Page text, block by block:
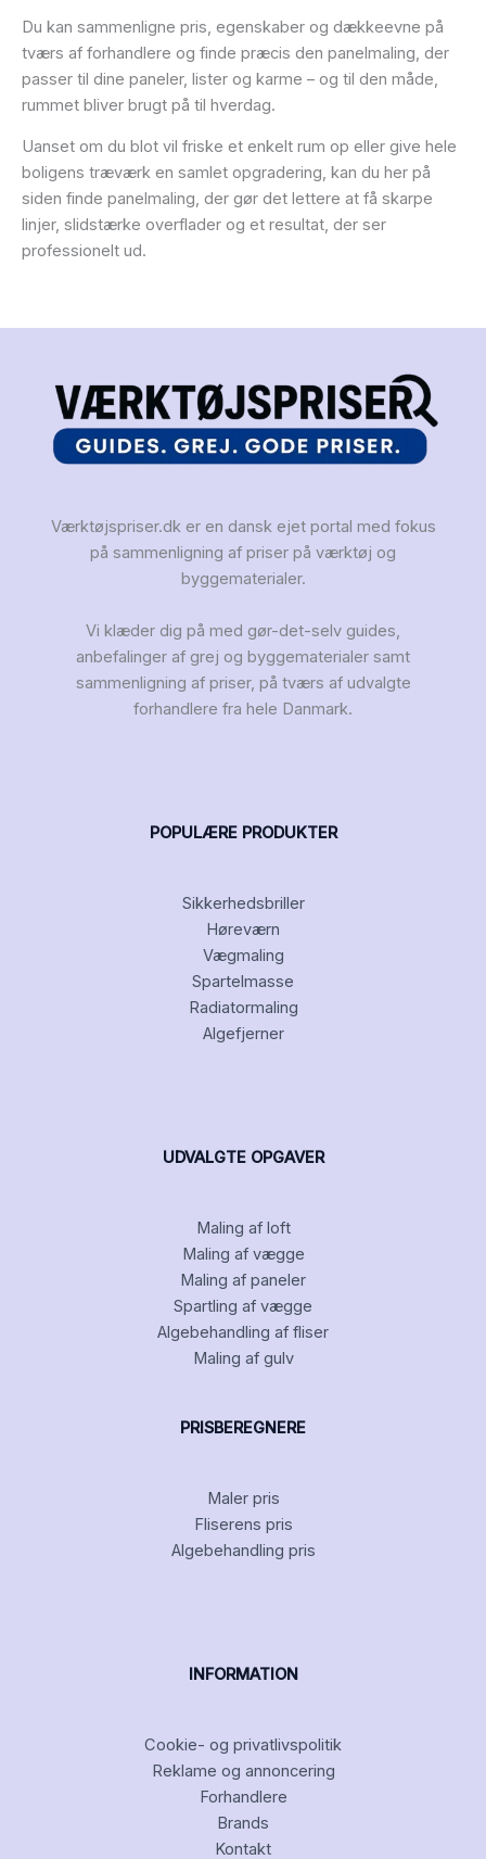
Du kan sammenligne pris, egenskaber og dækkeevne på
tværs af forhandlere og finde præcis den panelmaling, der
passer til dine paneler, lister og karme – og til den måde,
rummet bliver brugt på til hverdag.
Uanset om du blot vil friske et enkelt rum op eller give hele
boligens træværk en samlet opgradering, kan du her på
siden finde panelmaling, der gør det lettere at få skarpe
linjer, slidstærke overflader og et resultat, der ser
professionelt ud.
Værktøjspriser.dk er en dansk ejet portal med fokus
på sammenligning af priser på værktøj og
byggematerialer.
Vi klæder dig på med gør-det-selv guides,
anbefalinger af grej og byggematerialer samt
sammenligning af priser, på tværs af udvalgte
forhandlere fra hele Danmark.
POPULÆRE PRODUKTER
Sikkerhedsbriller
Høreværn
Vægmaling
Spartelmasse
Radiatormaling
Algefjerner
UDVALGTE OPGAVER
Maling af loft
Maling af vægge
Maling af paneler
Spartling af vægge
Algebehandling af fliser
Maling af gulv
PRISBEREGNERE
Maler pris
Fliserens pris
Algebehandling pris
INFORMATION
Cookie- og privatlivspolitik
Reklame og annoncering
Forhandlere
Brands
Kontakt